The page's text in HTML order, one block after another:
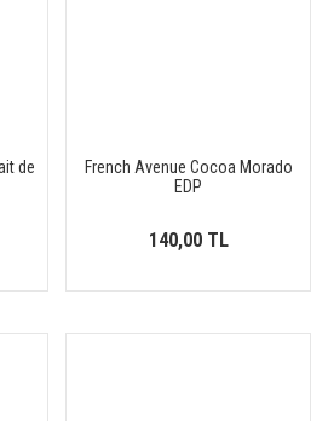
de
French Avenue Cocoa Morado
EDP
140,00 TL